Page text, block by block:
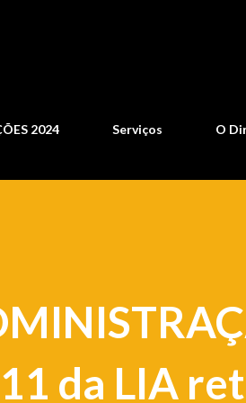
2024 Serviços O
da LIA